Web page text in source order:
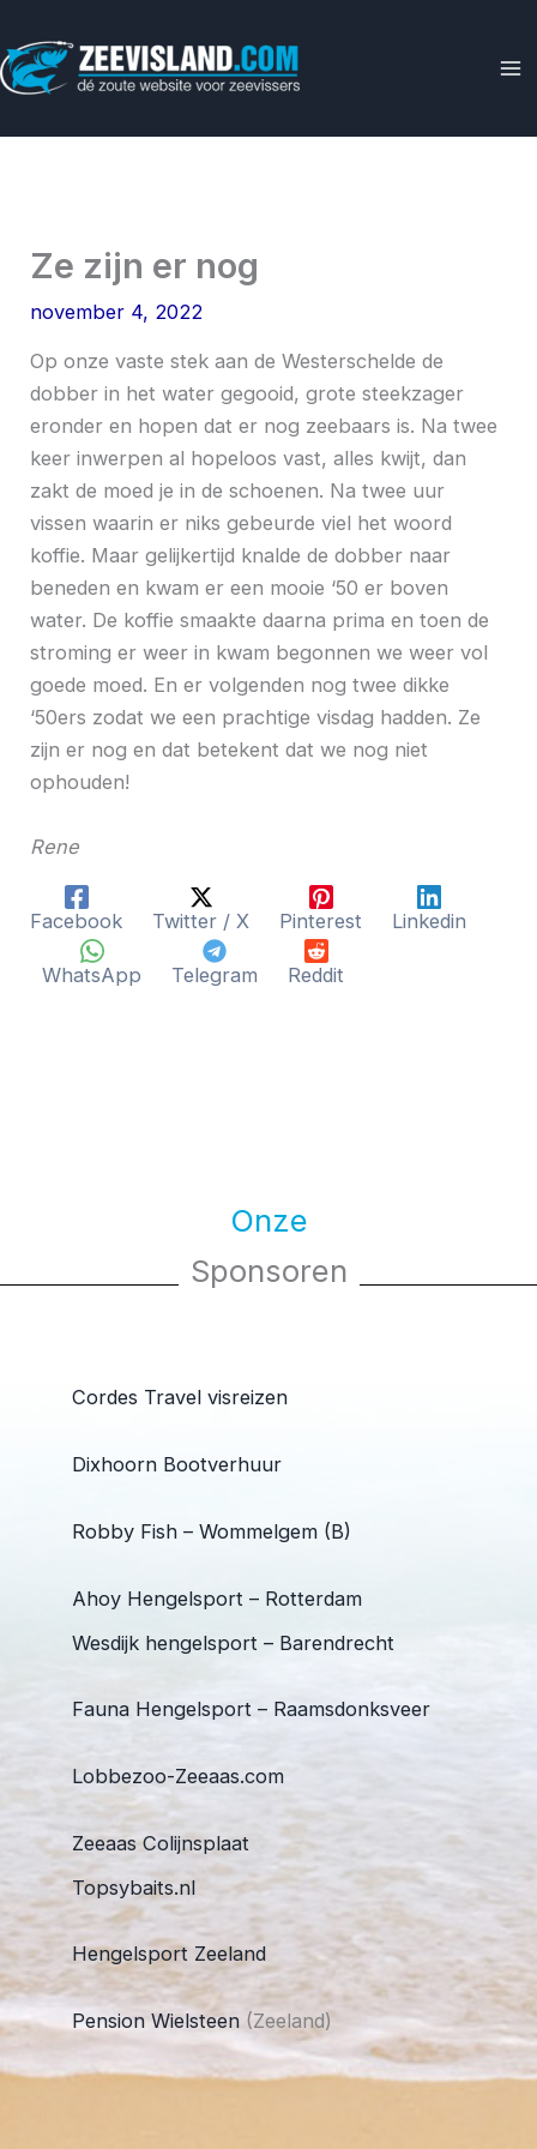
naar
de
Ze zijn er nog
november 4, 2022
Op onze vaste stek aan de Westerschelde de
dobber in het water gegooid, grote steekzager
eronder en hopen dat er nog zeebaars is. Na twee
keer inwerpen al hopeloos vast, alles kwijt, dan
zakt de moed je in de schoenen. Na twee uur
vissen waarin er niks gebeurde viel het woord
koffie. Maar gelijkertijd knalde de dobber naar
beneden en kwam er een mooie ‘50 er boven
water. De koffie smaakte daarna prima en toen de
stroming er weer in kwam begonnen we weer vol
goede moed. En er volgenden nog twee dikke
‘50ers zodat we een prachtige visdag hadden. Ze
zijn er nog en dat betekent dat we nog niet
ophouden!
Rene
Facebook Twitter / X Pinterest Linkedin
WhatsApp Telegram Reddit
Onze
Sponsoren
Cordes Travel visreizen
Dixhoorn Bootverhuur
Robby Fish – Wommelgem (B)
Ahoy Hengelsport – Rotterdam
Wesdijk hengelsport – Barendrecht
Fauna Hengelsport – Raamsdonksveer
Lobbezoo-Zeeaas.com
Zeeaas Colijnsplaat
Topsybaits.nl
Hengelsport Zeeland
Pension Wielsteen (Zeeland)